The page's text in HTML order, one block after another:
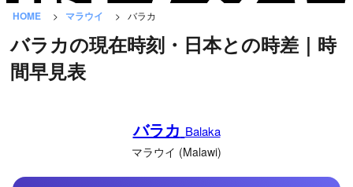
HOME マラウイ バラカ
バラカの現在時刻・日本との時差｜時
間早見表
バラカ Balaka
マラウイ (Malawi)
な
と
は？